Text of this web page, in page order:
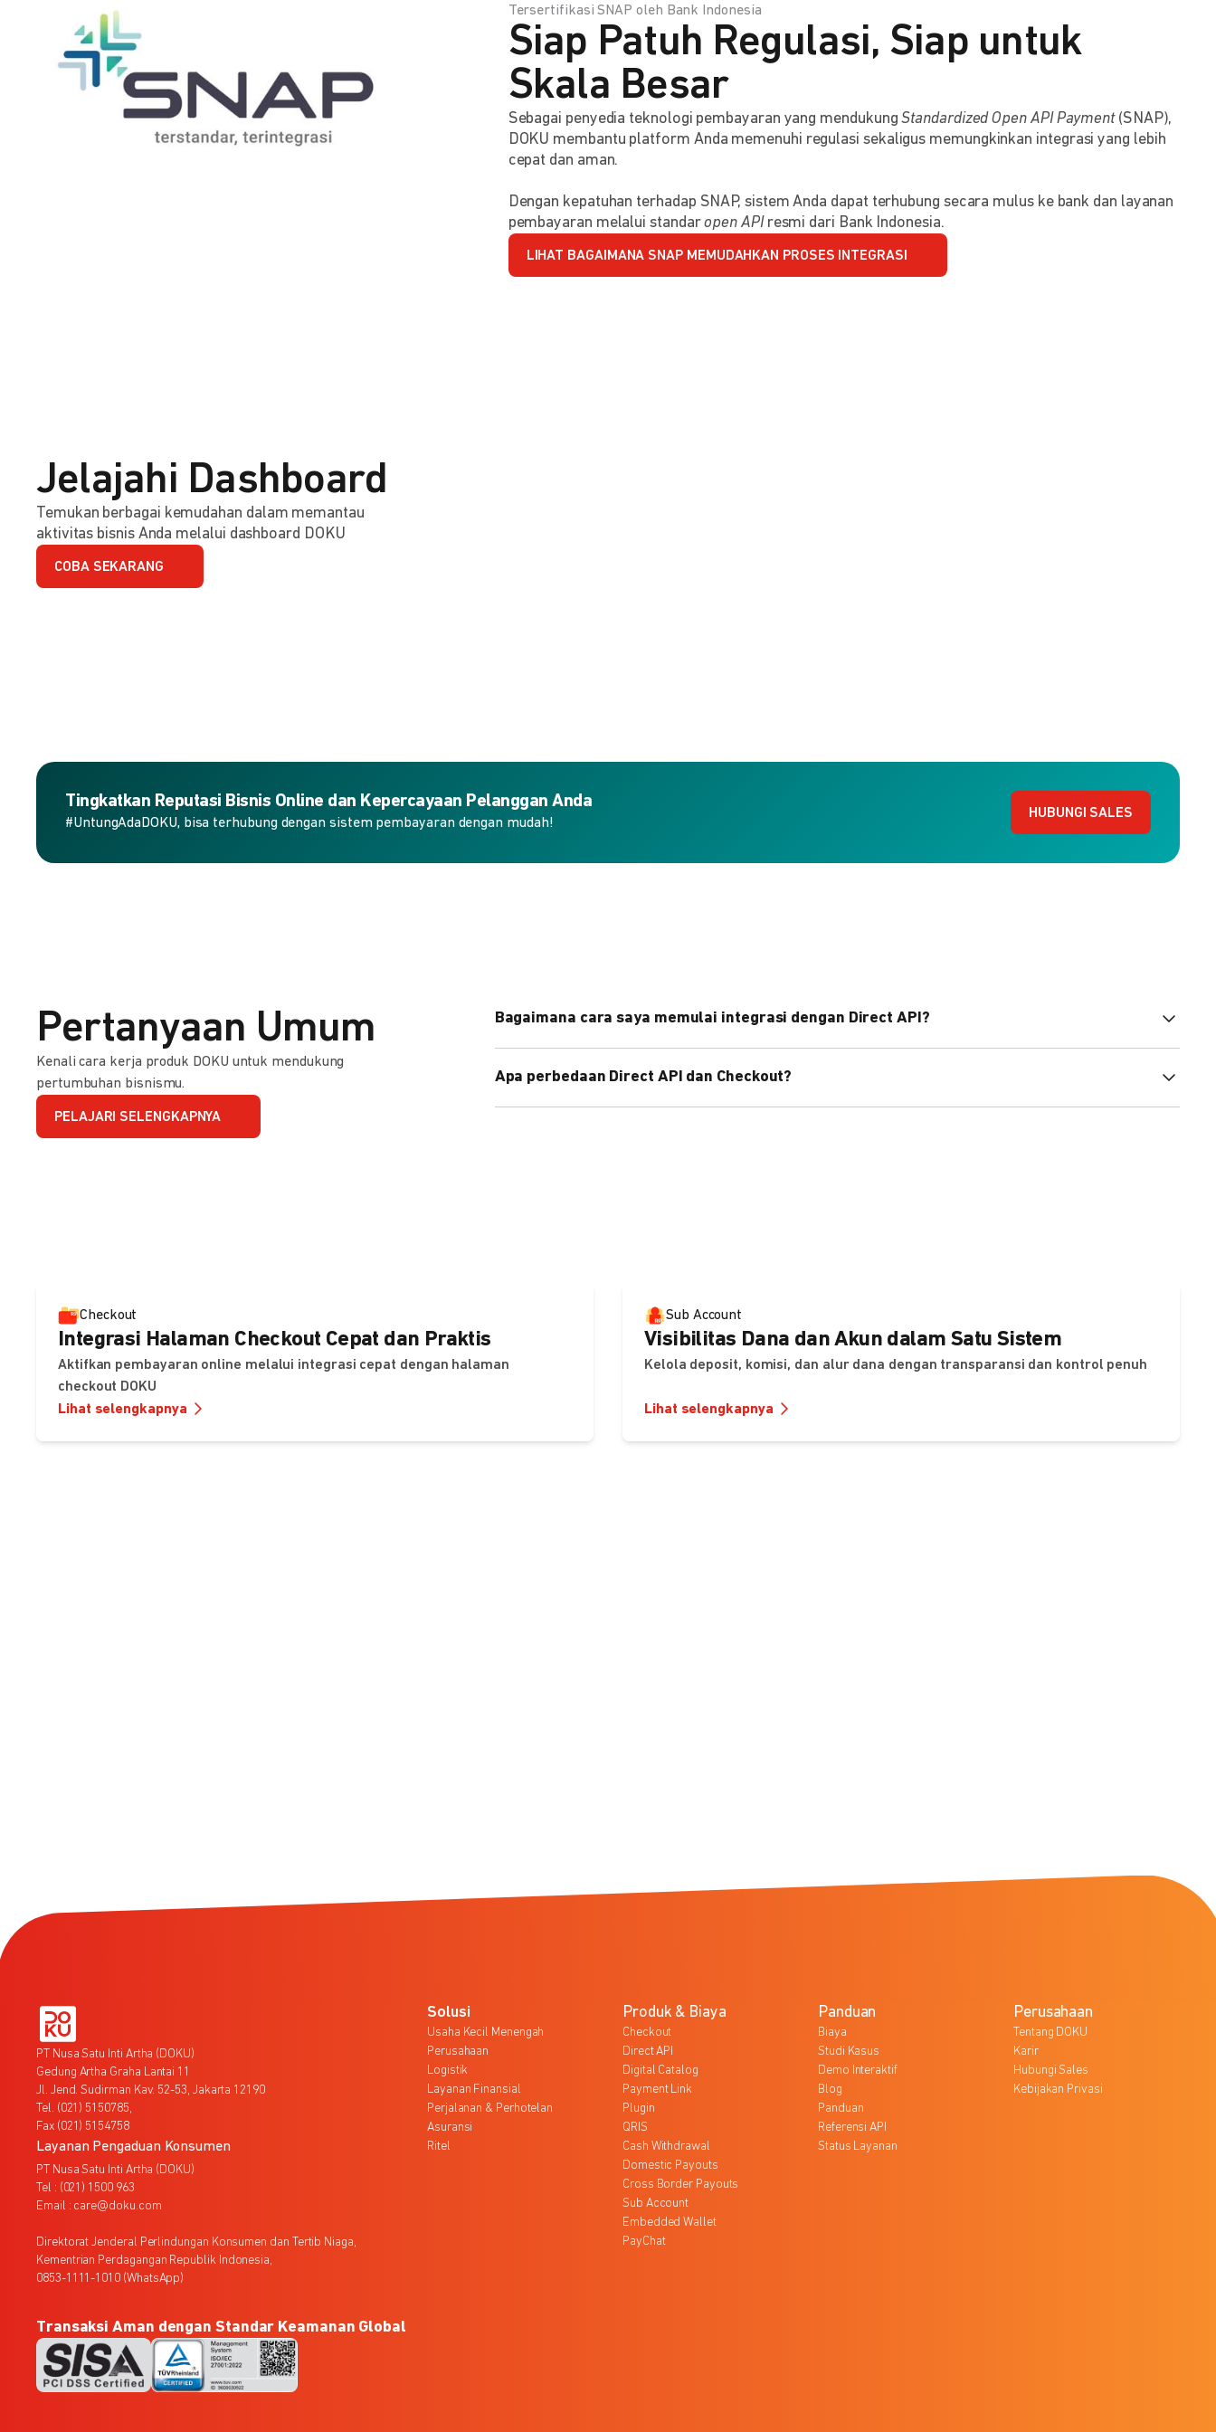
Tersertifikasi SNAP oleh Bank Indonesia
Siap Patuh Regulasi, Siap untuk
Skala Besar
Sebagai penyedia teknologi pembayaran yang mendukungStandardized Open API Payment(SNAP),
DOKU membantu platform Anda memenuhi regulasi sekaligus memungkinkan integrasi yang lebih
cepat dan aman.
Dengan kepatuhan terhadap SNAP, sistem Anda dapat terhubung secara mulus ke bank dan layanan
pembayaran melalui standaropen APIresmi dari Bank Indonesia.
LIHAT BAGAIMANA SNAP MEMUDAHKAN PROSES INTEGRASI
Jelajahi Dashboard
Temukan berbagai kemudahan dalam memantau
aktivitas bisnis Anda melalui dashboard DOKU
COBA SEKARANG
Tingkatkan Reputasi Bisnis Online dan Kepercayaan Pelanggan Anda
#UntungAdaDOKU, bisa terhubung dengan sistem pembayaran dengan mudah!
HUBUNGI SALES
Pertanyaan Umum
Kenali cara kerja produk DOKU untuk mendukung
pertumbuhan bisnismu.
PELAJARI SELENGKAPNYA
Bagaimana cara saya memulai integrasi dengan Direct API?
Pelajari selengkapnyadi sini.
Apa perbedaan Direct API dan Checkout?
Checkout
Integrasi Halaman Checkout Cepat dan Praktis
Aktifkan pembayaran online melalui integrasi cepat dengan halaman
checkout DOKU
Lihat selengkapnya
Sub Account
Visibilitas Dana dan Akun dalam Satu Sistem
Kelola deposit, komisi, dan alur dana dengan transparansi dan kontrol penuh
Lihat selengkapnya
PT Nusa Satu Inti Artha (DOKU)
Gedung Artha Graha Lantai 11
Jl. Jend. Sudirman Kav. 52-53, Jakarta 12190
Tel. (021) 5150785,
Fax (021) 5154758
Layanan Pengaduan Konsumen
PT Nusa Satu Inti Artha (DOKU)
Tel : (021) 1500 963
Email : care@doku.com
Direktorat Jenderal Perlindungan Konsumen dan Tertib Niaga,
Kementrian Perdagangan Republik Indonesia,
0853-1111-1010 (WhatsApp)
Solusi
Usaha Kecil Menengah
Perusahaan
Logistik
Layanan Finansial
Perjalanan & Perhotelan
Asuransi
Ritel
Produk & Biaya
Checkout
Direct API
Digital Catalog
Payment Link
Plugin
QRIS
Cash Withdrawal
Domestic Payouts
Cross Border Payouts
Sub Account
Embedded Wallet
PayChat
Panduan
Biaya
Studi Kasus
Demo Interaktif
Blog
Panduan
Referensi API
Status Layanan
Perusahaan
Tentang DOKU
Karir
Hubungi Sales
Kebijakan Privasi
Transaksi Aman dengan Standar Keamanan Global